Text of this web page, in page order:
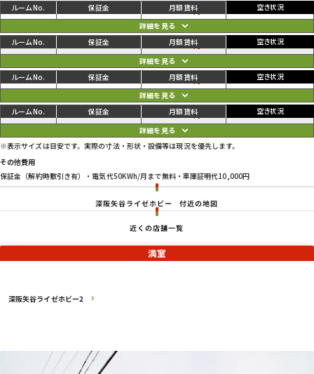
03 108,900円 114,400円 ご利用中
04 110,000円 115,500円 ご利用中
05 106,700円 112,200円 ご利用中
06 110,000円 115,500円 ご利用中
※表示サイズは目安です。実際の寸法・形状・設備等は現況を優先します。
その他費用
保証金（解約時敷引き有）・電気代50KWh/月まで無料・車庫証明代10,000円
深阪矢谷ライゼホビー 付近の地図
近くの店舗一覧
深阪矢谷ライゼホビー2
満室